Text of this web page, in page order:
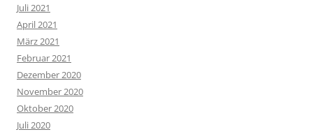
Juli 2021
April 2021
März 2021
Februar 2021
Dezember 2020
November 2020
Oktober 2020
Juli 2020